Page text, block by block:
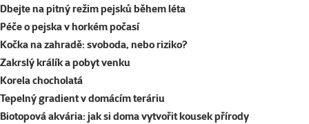
Dbejte na pitný režim pejsků během léta
Péče o pejska v horkém počasí
Kočka na zahradě: svoboda, nebo riziko?
Zakrslý králík a pobyt venku
Korela chocholatá
Tepelný gradient v domácím teráriu
Biotopová akvária: jak si doma vytvořit kousek přírody